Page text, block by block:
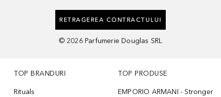
RETRAGEREA CONTRACTULUI
© 2026 Parfumerie Douglas SRL
TOP BRANDURI
Rituals
TOP PRODUSE
EMPORIO ARMANI - Stronger